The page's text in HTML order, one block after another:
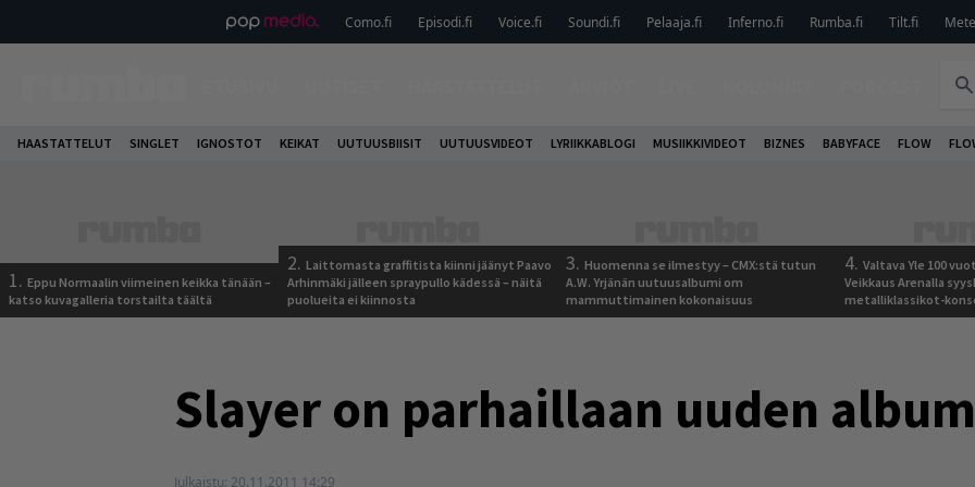
Como.fi Episodi.fi Voice.fi Soundi.fi Pelaaja.fi Inferno.fi Rumba.fi Tilt.fi
HAASTATTELUT SINGLET IGNOSTOT KEIKAT UUTUUSBIISIT UUTUUSVIDEOT LYRIIKKABLOGI MUSIIKKIVIDEOT BIZNES BABYFACE FLOW
1. Eppu Normaalin viimeinen keikka tänään –
katso kuvagalleria torstailta täältä
2. Laittomasta graffitista kiinni jäänyt Paavo
Arhinmäki jälleen spraypullo kädessä – näitä
puolueita ei kiinnosta
3. Huomenna se ilmestyy – CMX:stä tutun
A.W. Yrjänän uutuusalbumi om
mammuttimainen kokonaisuus
4. Valtava Yle 100
Veikkaus Arenalla
metalliklassikot-
Slayer on parhaillaan uuden
Julkaistu: 20.11.2011 14:29